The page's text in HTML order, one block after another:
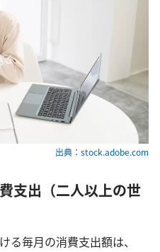
出典：stock.adobe.com
支出（二人以上の世
る毎月の消費支出額は、